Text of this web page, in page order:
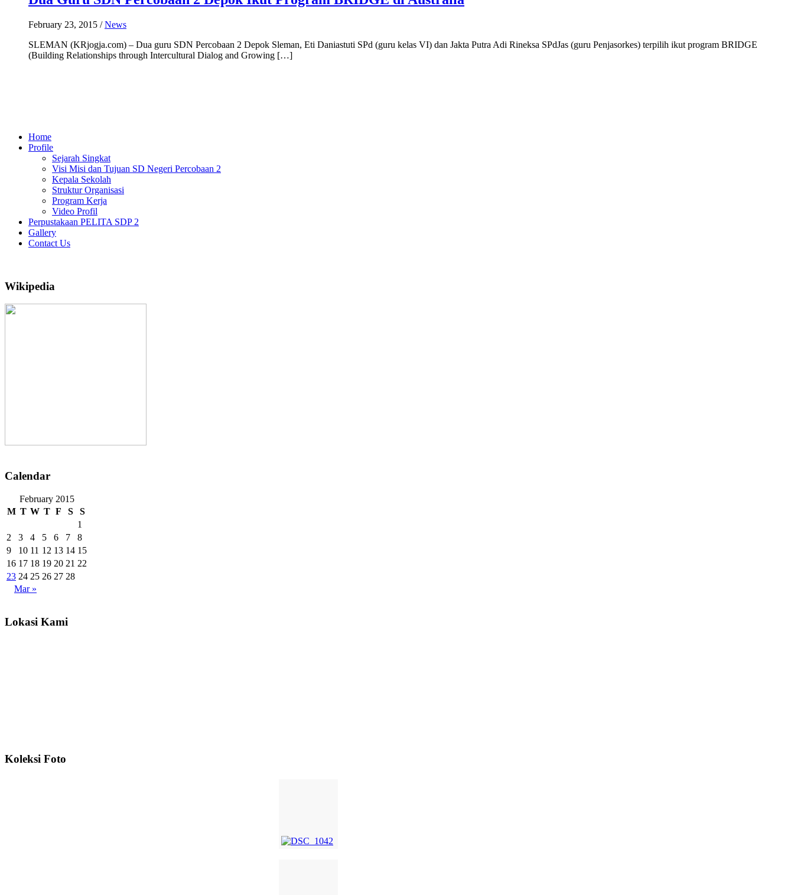
February 23, 2015 /News
SLEMAN (KRjogja.com) – Dua guru SDN Percobaan 2 Depok Sleman, Eti Daniastuti SPd (guru kelas VI) dan Jakta Putra Adi Rineksa SPdJas (guru Penjasorkes) terpilih ikut program BRIDGE
(Building Relationships through Intercultural Dialog and Growing […]
Home
Profile
Sejarah Singkat
Visi Misi dan Tujuan SD Negeri Percobaan 2
Kepala Sekolah
Struktur Organisasi
Program Kerja
Video Profil
Perpustakaan PELITA SDP 2
Gallery
Contact Us
Wikipedia
Calendar
February 2015
M T W T F S
S
1
2
3 4 5 6 7
8
9
10 11 12 13 14 15
16 17 18 19 20 21 22
23 24 25 26 27 28
Mar »
Lokasi Kami
Koleksi Foto